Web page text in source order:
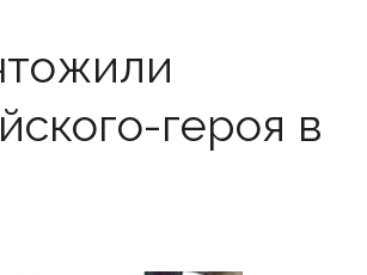
НАКАНУНЕ ОТКРЫТИЯ ПМЭФ.
ЦЕНТРА США.
С ИРАНОМ героя в